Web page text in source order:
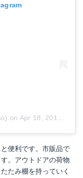
on Apr 18, 2018 at 4:04am PDT
便利です。市販品で
。アウトドアの荷物
たみ棚を持っていく